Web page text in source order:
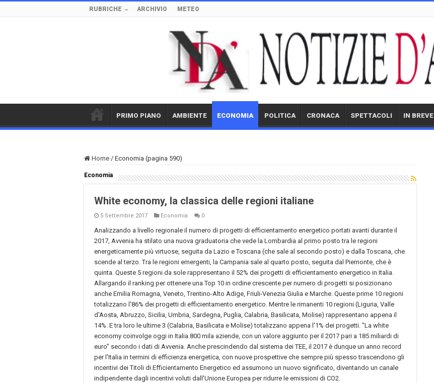
RUBRICHE ARCHIVIO METEO
PRIMO PIANO AMBIENTE ECONOMIA POLITICA CRONACA SPETTACOLI IN BREVE
Home / Economia (pagina 590)
Economia
White economy, la classica delle regioni italiane
5 Settembre 2017 Economia 0
Analizzando a livello regionale il numero di progetti di efficientamento energetico portati avanti durante il
2017, Avvenia ha stilato una nuova graduatoria che vede la Lombardia al primo posto tra le regioni
energeticamente più virtuose, seguita da Lazio e Toscana (che sale al secondo posto) e dalla Toscana, che
scende al terzo. Tra le regioni emergenti, la Campania sale al quarto posto, seguita dal Piemonte, che è
quinta. Queste 5 regioni da sole rappresentano il 52% dei progetti di efficientamento energetico in Italia.
Allargando il ranking per ottenere una Top 10 in ordine crescente per numero di progetti si posizionano
anche Emilia Romagna, Veneto, Trentino-Alto Adige, Friuli-Venezia Giulia e Marche. Queste prime 10 regioni
totalizzano l'86% dei progetti di efficientamento energetico. Mentre le rimanenti 10 regioni (Liguria, Valle
d'Aosta, Abruzzo, Sicilia, Umbria, Sardegna, Puglia, Calabria, Basilicata, Molise) rappresentano appena il
14%. E tra loro le ultime 3 (Calabria, Basilicata e Molise) totalizzano appena l'1% dei progetti. "La white
economy coinvolge oggi in Italia 800 mila aziende, con un valore aggiunto per il 2017 pari a 185 miliardi di
euro" secondo i dati di Avvenia. Anche prescindendo dal sistema dei TEE, il 2017 è dunque un anno record
per l'Italia in termini di efficienza energetica, con nuove prospettive che sempre più spesso trascendono gli
incentivi dei Titoli di Efficientamento Energetico ed assumono un nuovo significato, diventando un canale
indipendente dagli incentivi voluti dall'Unione Europea per ridurre le emissioni di CO2.